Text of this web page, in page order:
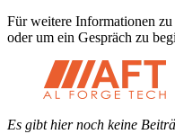
Für weitere Informationen
oder um ein Gespräch zu
Es gibt hier noch keine